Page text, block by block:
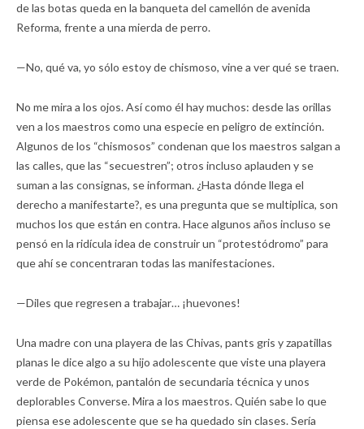
de las botas queda en la banqueta del camellón de avenida
Reforma, frente a una mierda de perro.
—No, qué va, yo sólo estoy de chismoso, vine a ver qué se traen.
No me mira a los ojos. Así como él hay muchos: desde las orillas
ven a los maestros como una especie en peligro de extinción.
Algunos de los “chismosos” condenan que los maestros salgan a
las calles, que las “secuestren”; otros incluso aplauden y se
suman a las consignas, se informan. ¿Hasta dónde llega el
derecho a manifestarte?, es una pregunta que se multiplica, son
muchos los que están en contra. Hace algunos años incluso se
pensó en la ridícula idea de construir un “protestódromo” para
que ahí se concentraran todas las manifestaciones.
—Diles que regresen a trabajar… ¡huevones!
Una madre con una playera de las Chivas, pants gris y zapatillas
planas le dice algo a su hijo adolescente que viste una playera
verde de Pokémon, pantalón de secundaria técnica y unos
deplorables Converse. Mira a los maestros. Quién sabe lo que
piensa ese adolescente que se ha quedado sin clases. Sería